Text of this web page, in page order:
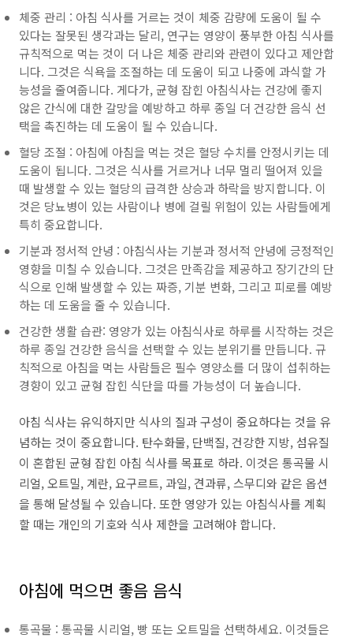
체중 관리 : 아침 식사를 거르는 것이 체중 감량에 도움이 될 수
있다는 잘못된 생각과는 달리, 연구는 영양이 풍부한 아침 식사를
규칙적으로 먹는 것이 더 나은 체중 관리와 관련이 있다고 제안합
니다. 그것은 식욕을 조절하는 데 도움이 되고 나중에 과식할 가
능성을 줄여줍니다. 게다가, 균형 잡힌 아침식사는 건강에 좋지
않은 간식에 대한 갈망을 예방하고 하루 종일 더 건강한 음식 선
택을 촉진하는 데 도움이 될 수 있습니다.
혈당 조절 : 아침에 아침을 먹는 것은 혈당 수치를 안정시키는 데
도움이 됩니다. 그것은 식사를 거르거나 너무 멀리 떨어져 있을
때 발생할 수 있는 혈당의 급격한 상승과 하락을 방지합니다. 이
것은 당뇨병이 있는 사람이나 병에 걸릴 위험이 있는 사람들에게
특히 중요합니다.
기분과 정서적 안녕 : 아침식사는 기분과 정서적 안녕에 긍정적인
영향을 미칠 수 있습니다. 그것은 만족감을 제공하고 장기간의 단
식으로 인해 발생할 수 있는 짜증, 기분 변화, 그리고 피로를 예방
하는 데 도움을 줄 수 있습니다.
건강한 생활 습관: 영양가 있는 아침식사로 하루를 시작하는 것은
하루 종일 건강한 음식을 선택할 수 있는 분위기를 만듭니다. 규
칙적으로 아침을 먹는 사람들은 필수 영양소를 더 많이 섭취하는
경향이 있고 균형 잡힌 식단을 따를 가능성이 더 높습니다.
아침 식사는 유익하지만 식사의 질과 구성이 중요하다는 것을 유
념하는 것이 중요합니다. 탄수화물, 단백질, 건강한 지방, 섬유질
이 혼합된 균형 잡힌 아침 식사를 목표로 하라. 이것은 통곡물 시
리얼, 오트밀, 계란, 요구르트, 과일, 견과류, 스무디와 같은 옵션
을 통해 달성될 수 있습니다. 또한 영양가 있는 아침식사를 계획
할 때는 개인의 기호와 식사 제한을 고려해야 합니다.
아침에 먹으면 좋음 음식
통곡물 : 통곡물 시리얼, 빵 또는 오트밀을 선택하세요. 이것들은